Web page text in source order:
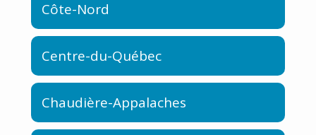
Côte-Nord
Centre-du-Québec
Chaudière-Appalaches